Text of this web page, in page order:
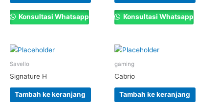
Konsultasi Whatsapp Konsultasi Whatsapp
Savello
Signature H
Tambah ke keranjang
gaming
Cabrio
Tambah ke keranjang